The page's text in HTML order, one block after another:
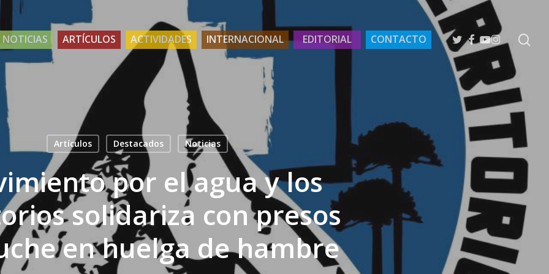
NOTICIAS ARTÍCULOS ACTIVIDADES INTERNACIONAL EDITORIAL CONTACTO TWITTER
FACEBOOK
YOUTUBE
INSTAGRAM
Artículos Destacados Noticias
por el agua y los
solidariza con presos
en huelga de hambre